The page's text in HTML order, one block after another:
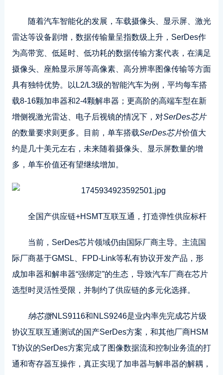
随着汽车智能化的发展，车载摄像头、显示屏、激光
雷达等设备剧增，数据传输量呈指数级上升，SerDes作
为高带宽、低延时、低功耗的数据传输方案代表，在满足
摄像头、座舱显示屏等高像素、高分辨率图像传输等方面
具有独特优势。以L2/L3级的智能汽车为例，平均每车搭
载8-16颗加串器和2-4颗解串器；更高阶的高端车型在新
增侧视激光雷达、电子后视镜的情况下，对SerDes芯片
的数量要求则更多。目前，单车搭载SerDes芯片价值大
约是几十美元左右，未来随着摄像头、显示屏数量的增
多，单车价值还有望继续增加。
全国产供应链+HSMT互联互通，打造弹性供应标杆
当前，SerDes芯片领域仍由国际厂商主导。主流国
际厂商基于GMSL、FPD-Link等私有协议开发产品，形
成加串器和解串器“强绑定”的生态，导致汽车厂商在芯片
选型时灵活性受限，并制约了供应链的多元化选择。
纳芯微NLS9116和NLS9246是业内率先完成芯片级
协议互联互通测试的国产SerDes方案，和其他厂商HSM
T协议的SerDes方案完成了图像数据流和控制业务流的打
通和寄存器互操作，真正实现了加串器与解串器的解耦，